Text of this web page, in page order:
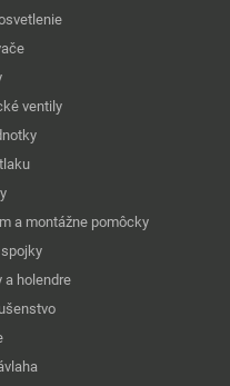
ventily
a montážne pomôcky
a holendre